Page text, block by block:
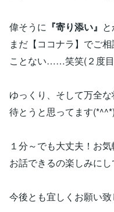
偉そうに 『寄り添い』
まだ【ココナラ】でご
ことない……笑笑(２度
ゆっくり、そして万全
待とうと思ってます(*^^*)
１分～でも大丈夫！お
お話できるの楽しみに
今後とも宜しくお願い致